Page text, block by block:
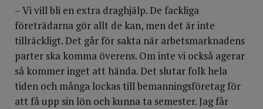
– Vi vill bli en extra draghjälp. De fackliga
företrädarna gör allt de kan, men det är inte
tillräckligt. Det går för sakta när arbetsmarknadens
parter ska komma överens. Om inte vi också agerar
så kommer inget att hända. Det slutar folk hela
tiden och många lockas till bemanningsföretag för
att få upp sin lön och kunna ta semester. Jag får